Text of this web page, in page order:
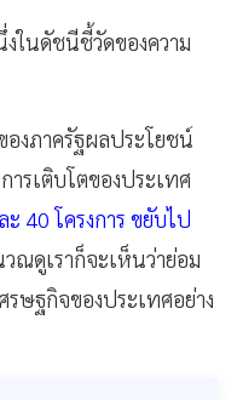
ในดัชนีชี้วัดของความ
งภาครัฐผลประโยชน์
รเติบโตของประเทศ
40 โครงการ ขยับไป
ณดูเราก็จะเห็นว่าย่อม
ษฐกิจของประเทศอย่าง